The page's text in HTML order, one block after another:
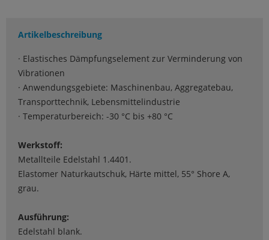
Artikelbeschreibung
· Elastisches Dämpfungselement zur Verminderung von
Vibrationen
· Anwendungsgebiete: Maschinenbau, Aggregatebau,
Transporttechnik, Lebensmittelindustrie
· Temperaturbereich: -30 °C bis +80 °C
Werkstoff:
Metallteile Edelstahl 1.4401.
Elastomer Naturkautschuk, Härte mittel, 55° Shore A,
grau.
Ausführung:
Edelstahl blank.